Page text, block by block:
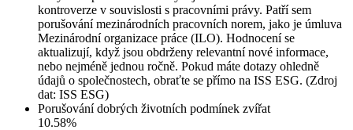
kontroverze v souvislosti s pracovními právy. Patří sem
porušování mezinárodních pracovních norem, jako je úmluva
Mezinárodní organizace práce (ILO). Hodnocení se
aktualizují, když jsou obdrženy relevantní nové informace,
nebo nejméně jednou ročně. Pokud máte dotazy ohledně
údajů o společnostech, obraťte se přímo na ISS ESG. (Zdroj
dat: ISS ESG)
Porušování dobrých životních podmínek zvířat
10.58%